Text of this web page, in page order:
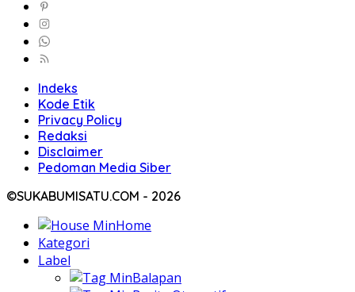
Indeks
Kode Etik
Privacy Policy
Redaksi
Disclaimer
Pedoman Media Siber
©SUKABUMISATU.COM - 2026
Home
Kategori
Label
Balapan